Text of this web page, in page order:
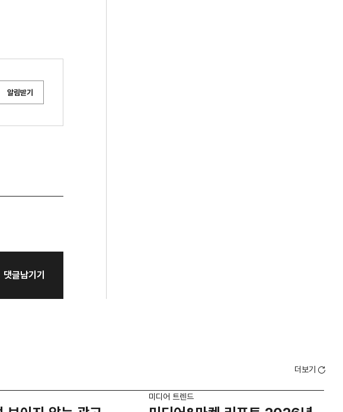
알림받기
댓글남기기
더보기
미디어 트렌드